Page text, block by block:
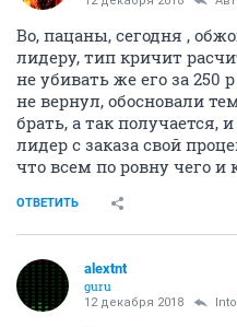
Во, пацаны, сегодня ,
лидеру, тип кричит
не убивать же его за 250
не вернул, обосновали
брать, а так получается,
лидер с заказа свой
что всем по ровну чего и
ОТВЕТИТЬ
alextnt
guru
12 декабря 2018